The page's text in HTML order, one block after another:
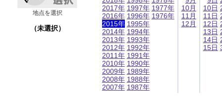
地点を選択
（未選択）
2017年
2016年
2015年
2014年
2013年
2012年
2011年
2010年
2009年
2008年
2007年
1997年
1996年
1995年
1994年
1993年
1992年
1991年
1990年
1989年
1988年
1987年
1977年
1976年
10月
11月
12月
10日
11日
12日
13日
14日
15日